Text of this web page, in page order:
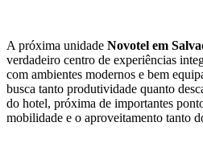
A próxima unidade Novotel em
verdadeiro centro de experiências
com ambientes modernos e bem
busca tanto produtividade quanto
do hotel, próxima de importantes
mobilidade e o aproveitamento tanto